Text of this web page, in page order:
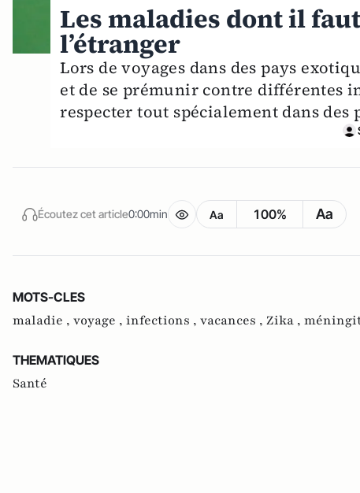
Les maladies dont il
l’étranger
Lors de voyages dans des pays
et de se prémunir contre différentes
respecter tout spécialement dans
Écoutez cet article0:00min Aa 100% Aa
MOTS-CLES
maladie , voyage , infections , vacances , Zika ,
THEMATIQUES
Santé